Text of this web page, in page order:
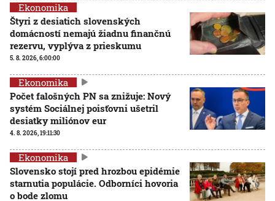
Ekonomika
Štyri z desiatich slovenských
domácností nemajú žiadnu finančnú
rezervu, vyplýva z prieskumu
5. 8. 2026, 6:00:00
Ekonomika
Počet falošných PN sa znižuje: Nový
systém Sociálnej poisťovni ušetril
desiatky miliónov eur
4. 8. 2026, 19:11:30
Ekonomika
Slovensko stojí pred hrozbou epidémie
starnutia populácie. Odborníci hovoria
o bode zlomu